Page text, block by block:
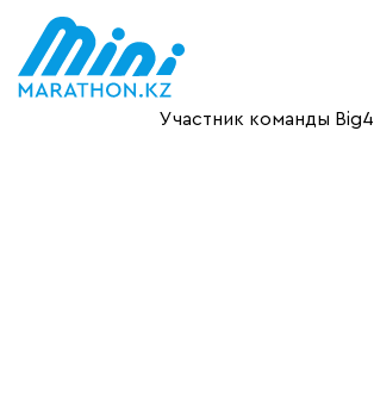
Участник команды Big4